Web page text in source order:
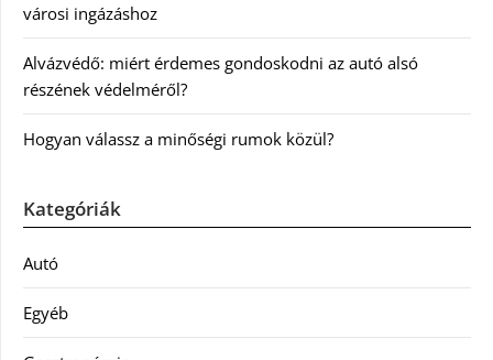
városi ingázáshoz
Alvázvédő: miért érdemes gondoskodni az autó alsó
részének védelméről?
Hogyan válassz a minőségi rumok közül?
Kategóriák
Autó
Egyéb